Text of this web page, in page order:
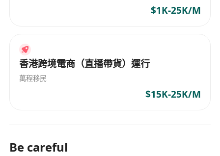
$1K-25K/M
香港跨境電商（直播帶貨）運行
萬程移民
$15K-25K/M
Be careful